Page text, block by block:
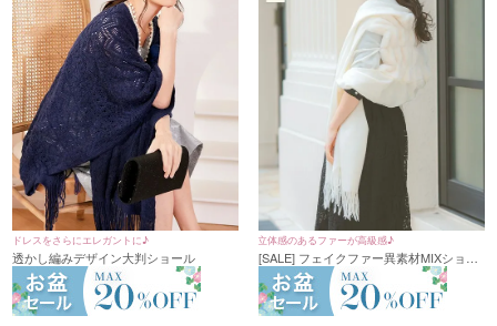
ドレスをさらにエレガントに♪
透かし編みデザイン大判ショール
立体感のあるファーが高級感♪
[SALE] フェイクファー異素材MIXショー
ル(フリーサイズ)